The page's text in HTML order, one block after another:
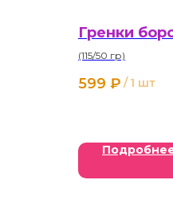
Гренки
(115/50 гр)
599 ₽ / 1 шт